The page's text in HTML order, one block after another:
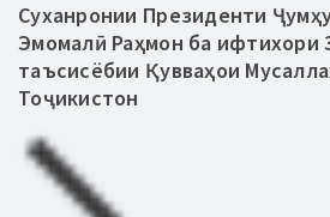
Суханронии Президенти
Эмомалӣ Раҳмон ба ифтихори
таъсисёбии Қувваҳои
Тоҷикистон